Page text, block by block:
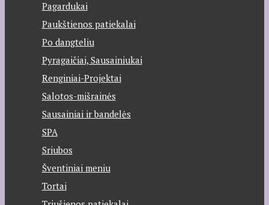
Pagardukai
Paukštienos patiekalai
Po dangteliu
Pyragaičiai, Sausainiukai
Renginiai-Projektai
Salotos-mišrainės
Sausainiai ir bandelės
SPA
Sriubos
Šventiniai meniu
Tortai